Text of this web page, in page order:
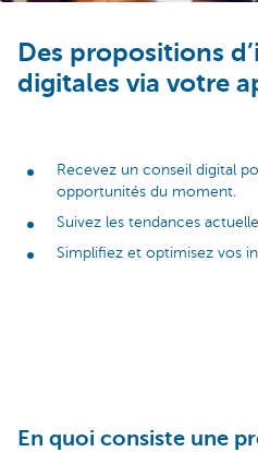
Des propositions
digitales via votre
Recevez un conseil digital
opportunités du moment.
Suivez les tendances
Simplifiez et optimisez vos
En quoi consiste une